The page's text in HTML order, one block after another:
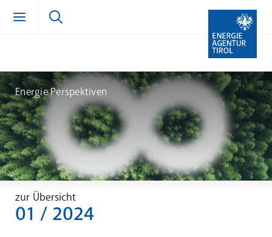
Energie Perspektiven
zur Übersicht
01 / 2024